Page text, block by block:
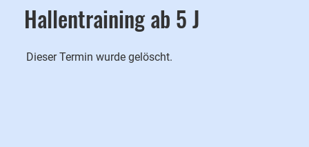
Hallentraining ab 5 J
Dieser Termin wurde gelöscht.